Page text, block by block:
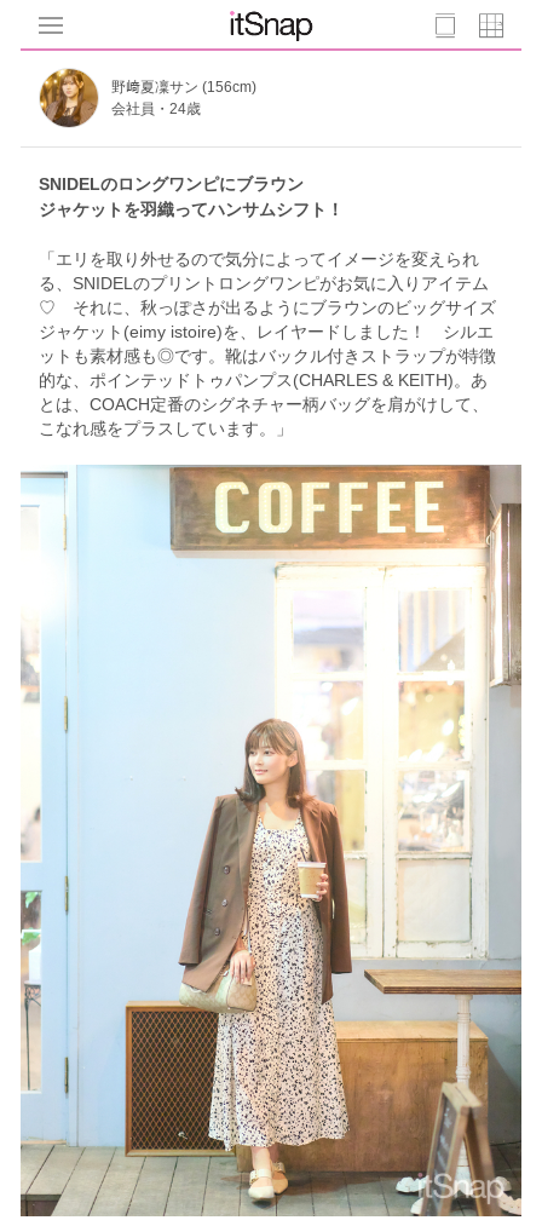
野﨑夏凜サン (156cm)
会社員・24歳
SNIDELのロングワンピにブラウン
ジャケットを羽織ってハンサムシフト！
「エリを取り外せるので気分によってイメージを変えられ
る、SNIDELのプリントロングワンピがお気に入りアイテム
♡ それに、秋っぽさが出るようにブラウンのビッグサイズ
ジャケット(eimy istoire)を、レイヤードしました！ シルエ
ットも素材感も◎です。靴はバックル付きストラップが特徴
的な、ポインテッドトゥパンプス(CHARLES & KEITH)。あ
とは、COACH定番のシグネチャー柄バッグを肩がけして、
こなれ感をプラスしています。」